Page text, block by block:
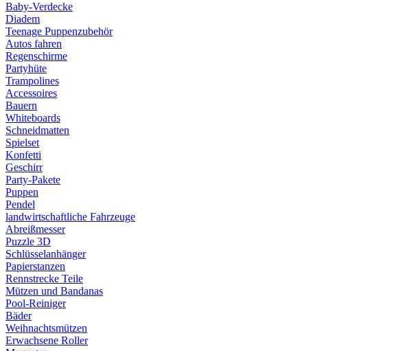
Baby-Verdecke
Diadem
Teenage Puppenzubehör
Autos fahren
Regenschirme
Partyhüte
Trampolines
Accessoires
Bauern
Whiteboards
Schneidmatten
Spielset
Konfetti
Geschirr
Party-Pakete
Puppen
Pendel
landwirtschaftliche Fahrzeuge
Abreißmesser
Puzzle 3D
Schlüsselanhänger
Papierstanzen
Rennstrecke Teile
Mützen und Bandanas
Pool-Reiniger
Bäder
Weihnachtsmützen
Erwachsene Roller